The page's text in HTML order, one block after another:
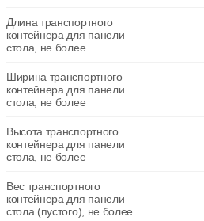
Длина транспортного
контейнера для панели
стола, не более
Ширина транспортного
контейнера для панели
стола, не более
Высота транспортного
контейнера для панели
стола, не более
Вес транспортного
контейнера для панели
стола (пустого), не более